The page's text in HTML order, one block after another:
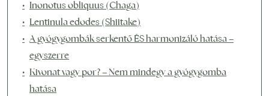
Inonotus obliquus (Chaga)
Lentinula edodes (Shiitake)
A gyógygombák serkentő ÉS harmonizáló hatása –
egyszerre
Kivonat vagy por? – Nem mindegy a gyógygomba
hatása